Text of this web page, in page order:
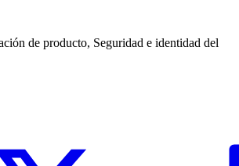
de producto, Seguridad e identidad del